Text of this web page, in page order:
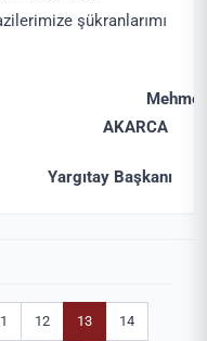
şükranlarımı
AKARCA
Yargıtay Başkanı
12 13 14